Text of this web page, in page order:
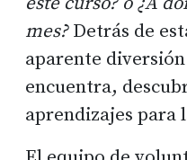
mes?Detrás de
aparente
encuentra,
aprendizajes para